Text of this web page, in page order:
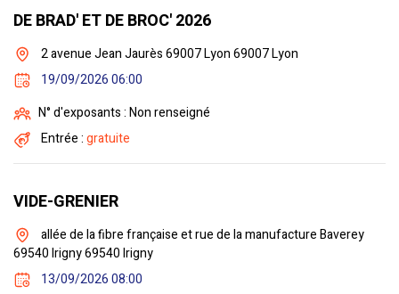
DE BRAD' ET DE BROC' 2026
2 avenue Jean Jaurès 69007 Lyon 69007 Lyon
19/09/2026 06:00
N° d'exposants : Non renseigné
Entrée :gratuite
VIDE-GRENIER
allée de la fibre française et rue de la manufacture Baverey
69540 Irigny 69540 Irigny
13/09/2026 08:00